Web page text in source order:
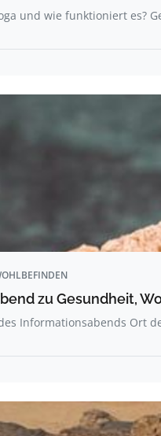
und wie funktioniert es?
zu Gesundheit,
Informationsabends Ort